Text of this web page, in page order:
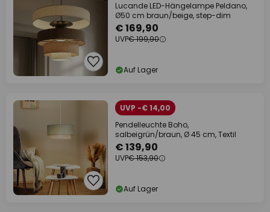
Lucande LED-Hängelampe Peldano,
Ø50 cm braun/beige, step-dim
€ 169,90
UVP€ 199,90
Auf Lager
UVP -€ 14,00
Pendelleuchte Boho,
salbeigrün/braun, Ø 45 cm, Textil
€ 139,90
UVP€ 153,90
Auf Lager